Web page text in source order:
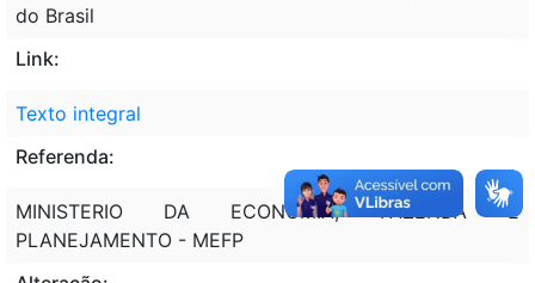
do Brasil
Link:
Texto integral
Referenda:
MINISTERIO DA ECONOMIA; FAZENDA E
PLANEJAMENTO - MEFP